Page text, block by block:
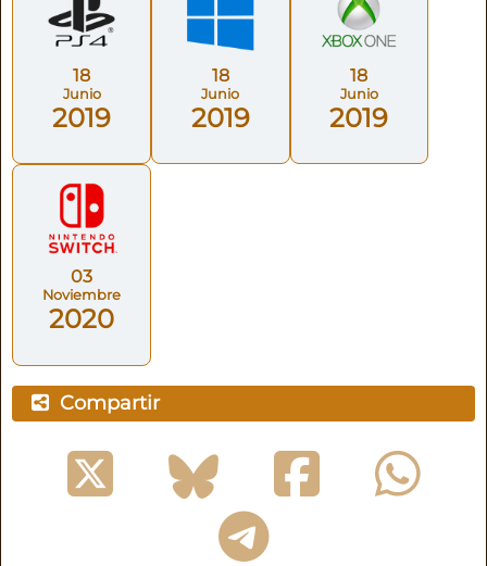
18
Junio
2019
18
Junio
2019
18
Junio
2019
03
Noviembre
2020
Compartir